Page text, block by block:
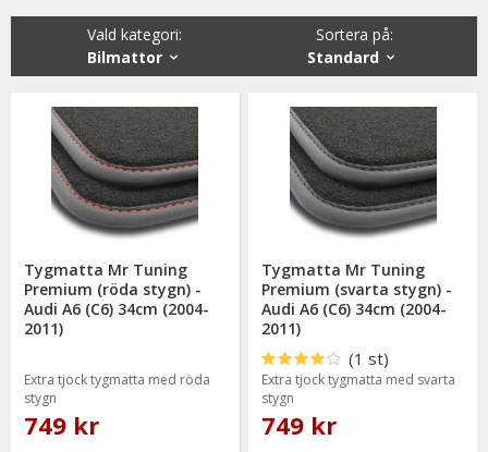
Något som även är mycket praktiskt när man ska tvätta
Bilmattorna i svart utförande är tillverkade utav luktfritt
Vi har valt att lagerföra just dessa gummimattorna då de
bevisat sig hålla en hög kvalitet och mycket god passform.
Sortera på:
Standard
Vald kategori:
Bilmattor
Tygmatta Mr Tuning
Premium (röda stygn) -
Audi A6 (C6) 34cm (2004-
2011)
Extra tjock tygmatta med röda
stygn
749 kr
Tygmatta Mr Tuning
Premium (svarta stygn) -
Audi A6 (C6) 34cm (2004-
2011)
(1 st)
Extra tjock tygmatta med svarta
stygn
749 kr